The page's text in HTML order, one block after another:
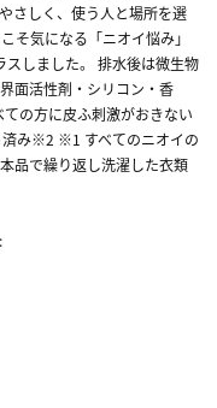
さしく、使う人と場所を選
そ気になる「ニオイ悩み」
しました。 排水後は微生物
面活性剤・シリコン・香
の方に皮ふ刺激がおきない
み※2 ※1 すべてのニオイの
品で繰り返し洗濯した衣類